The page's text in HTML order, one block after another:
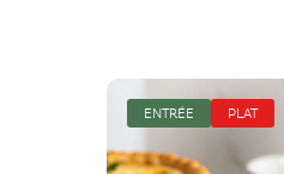
ENTRÉE PLAT